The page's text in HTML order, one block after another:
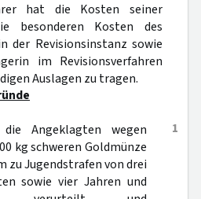
hat die Kosten seiner
besonderen Kosten des
der Revisionsinstanz sowie
im Revisionsverfahren
Auslagen zu tragen.
1
Angeklagten wegen
kg schweren Goldmünze
zu Jugendstrafen von drei
sowie vier Jahren und